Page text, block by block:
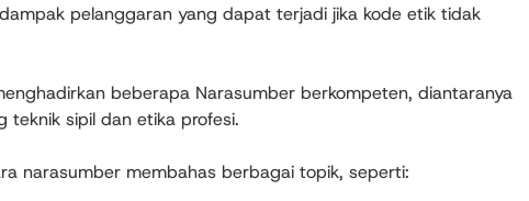
pelanggaran yang dapat terjadi jika kode etik tidak
beberapa Narasumber berkompeten, diantaranya
teknik sipil dan etika profesi.
narasumber membahas berbagai topik, seperti: